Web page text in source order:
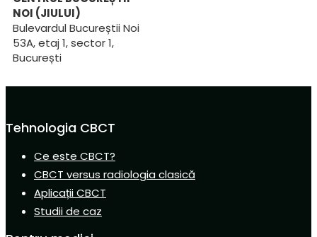
NOI (JIULUI)
Bulevardul Bucureștii Noi
53A, etaj 1, sector 1,
București
Tehnologia CBCT
Ce este CBCT?
CBCT versus radiologia clasică
Aplicații CBCT
Studii de caz